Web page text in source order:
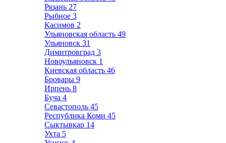
Рязань 27
Рыбное 3
Касимов 2
Ульяновская область 49
Ульяновск 31
Димитровград 3
Новоульяновск 1
Киевская область 46
Бровары 9
Ирпень 8
Буча 4
Севастополь 45
Республика Коми 45
Сыктывкар 14
Ухта 5